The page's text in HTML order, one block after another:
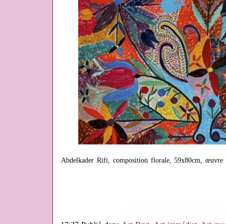
Abdelkader Rifi, composition florale, 59x80cm, œuvre